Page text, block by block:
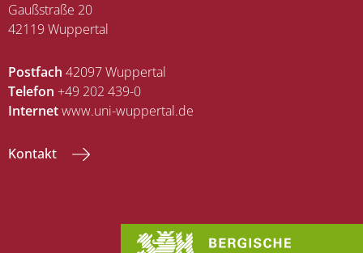
Gaußstraße 20
42119 Wuppertal
Postfach 42097 Wuppertal
Telefon +49 202 439-0
Internetwww.uni-wuppertal.de
Kontakt